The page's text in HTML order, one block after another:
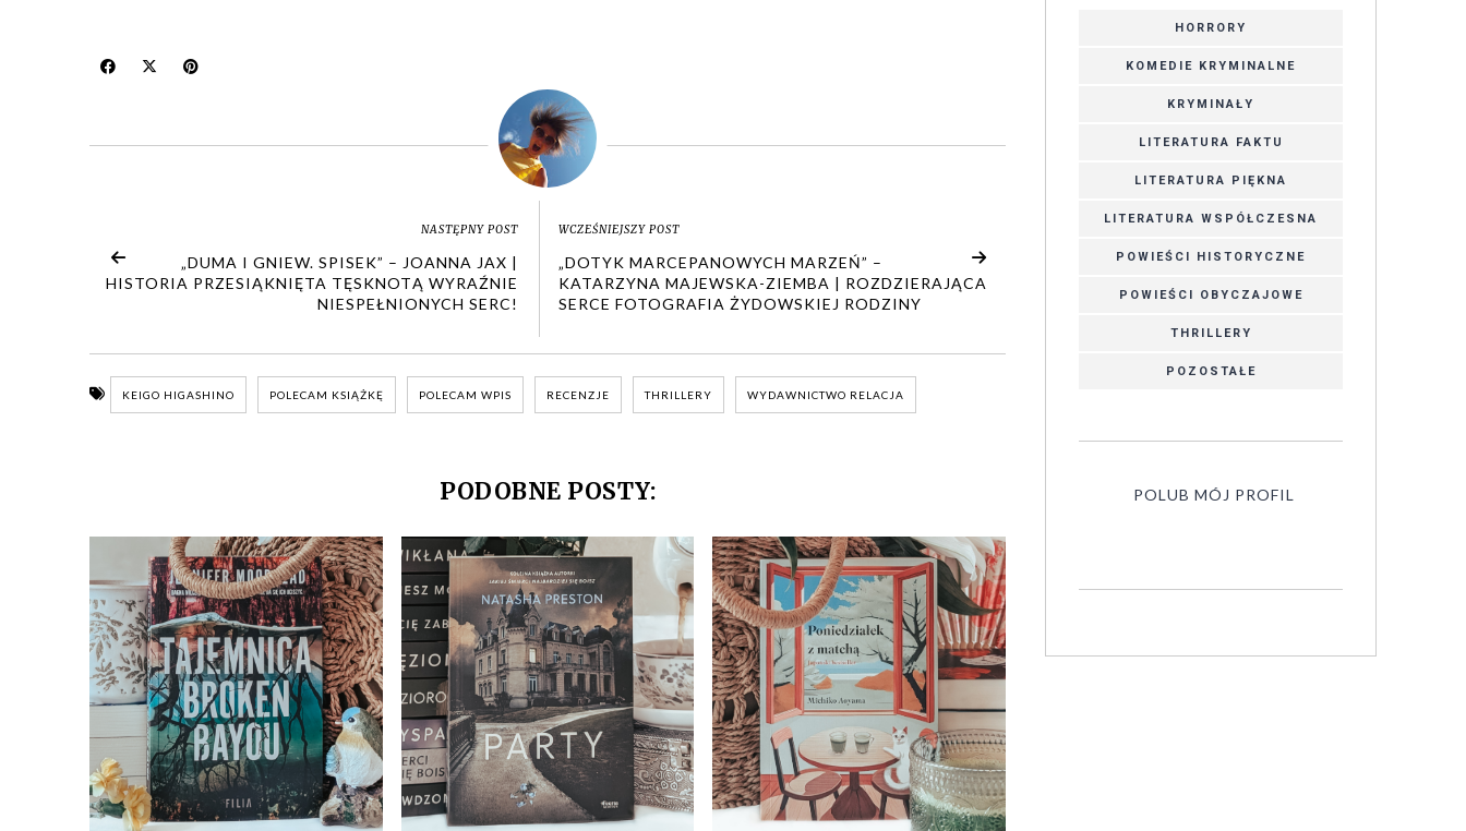
NASTĘPNY POST
„DUMA I GNIEW. SPISEK” – JOANNA JAX |
HISTORIA PRZESIĄKNIĘTA TĘSKNOTĄ WYRAŹNIE
NIESPEŁNIONYCH SERC!
WCZEŚNIEJSZY POST
„DOTYK MARCEPANOWYCH MARZEŃ” –
KATARZYNA MAJEWSKA-ZIEMBA | ROZDZIERAJĄCA
SERCE FOTOGRAFIA ŻYDOWSKIEJ RODZINY
KEIGO HIGASHINO POLECAM KSIĄŻKĘ POLECAM WPIS RECENZJE THRILLERY WYDAWNICTWO RELACJA
PODOBNE POSTY:
HORRORY
KOMEDIE KRYMINALNE
KRYMINAŁY
LITERATURA FAKTU
LITERATURA PIĘKNA
LITERATURA WSPÓŁCZESNA
POWIEŚCI HISTORYCZNE
POWIEŚCI OBYCZAJOWE
THRILLERY
POZOSTAŁE
POLUB MÓJ PROFIL